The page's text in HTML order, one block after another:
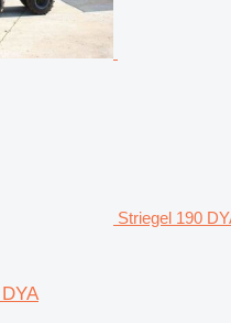
Striegel 190